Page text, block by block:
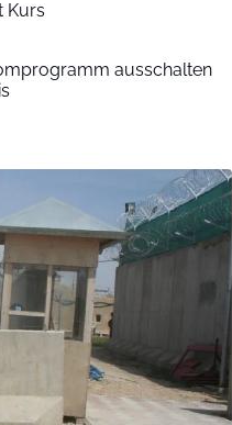
Kurs
ausschalten